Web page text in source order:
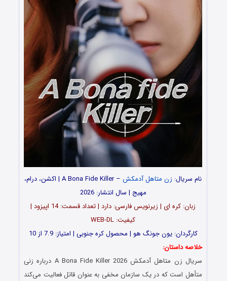
نام سریال: زن متاهل آدمکش
– A Bona Fide Killer | اکشن، درام،
مهیج | سال انتشار: 2026
زبان: کره ای | زیرنویس فارسی: دارد | تعداد قسمت: 14 اپیزود |
کیفیت: WEB-DL
کارگردان: یون جونگ هو | محصول کره جنوبی | امتیاز: 7.9 از 10
خلاصه داستان:
سریال زن متاهل آدمکش A Bona Fide Killer 2026 درباره زنی
متأهل است که در یک سازمان مخفی به عنوان قاتل فعالیت می‌کند